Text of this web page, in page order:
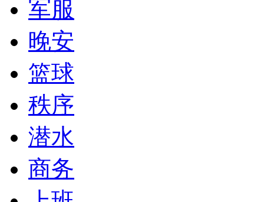
军服
晚安
篮球
秩序
潜水
商务